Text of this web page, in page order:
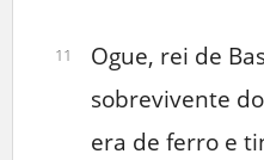
11
Ogue, rei de
sobrevivente
era de ferro e